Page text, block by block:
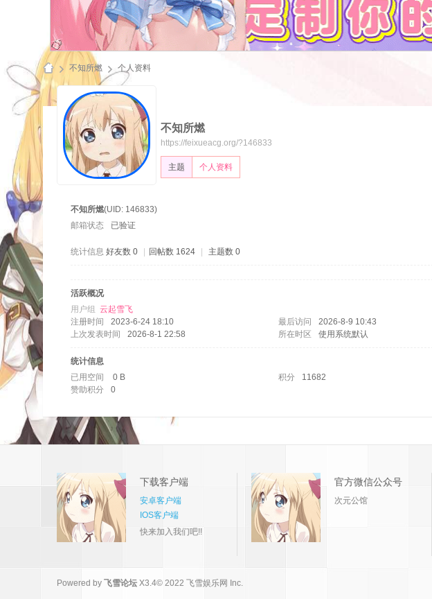
不知所燃 个人资料
不知所燃
https://feixueacg.org/?146833
主题 个人资料
不知所燃(UID: 146833)
邮箱状态
已验证
统计信息 好友数 0 回帖数 1624 主题数 0
活跃概况
用户组 云起雪飞
注册时间
2023-6-24 18:10 最后访问 2026-8-9 10:43
上次发表时间
2026-8-1 22:58 所在时区 使用系统默认
统计信息
已用空间
0 B 积分 11682
赞助积分
0
下载客户端
安卓客户端
IOS客户端
快来加入我们吧!!
官方微信公众号
次元公馆
Powered by 飞雪论坛 X3.4© 2022 飞雪娱乐网 Inc.